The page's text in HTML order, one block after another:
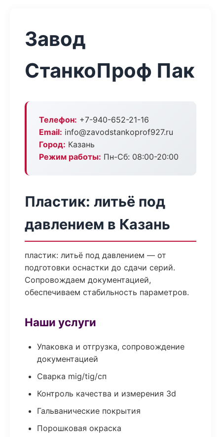
Завод
СтанкоПроф Пак
Телефон: +7-940-652-21-16
Email: info@zavodstankoprof927.ru
Город: Казань
Режим работы: Пн-Сб: 08:00-20:00
Пластик: литьё под
давлением в Казань
пластик: литьё под давлением — от
подготовки оснастки до сдачи серий.
Сопровождаем документацией,
обеспечиваем стабильность параметров.
Наши услуги
Упаковка и отгрузка, сопровождение
документацией
Сварка mig/tig/сп
Контроль качества и измерения 3d
Гальванические покрытия
Порошковая окраска